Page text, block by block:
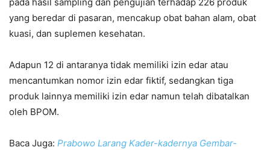
yang beredar di pasaran, mencakup obat bahan alam, obat
kuasi, dan suplemen kesehatan.
Adapun 12 di antaranya tidak memiliki izin edar atau
mencantumkan nomor izin edar fiktif, sedangkan tiga
produk lainnya memiliki izin edar namun telah dibatalkan
oleh BPOM.
Baca Juga: Prabowo Larang Kader-kadernya Gembar-